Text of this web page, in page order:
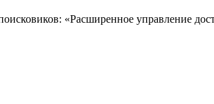
«Расширенное управление